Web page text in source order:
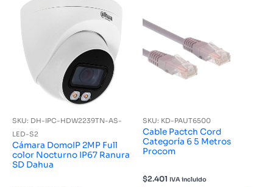
SKU: DH-IPC-HDW2239TN-AS-
LED-S2
Cámara DomoIP 2MP Full
color Nocturno IP67 Ranura
SD Dahua
SKU: KD-PAUT6500
Cable Pactch Cord
Categoría 6 5 Metros
Procom
$2.401 IVA incluido